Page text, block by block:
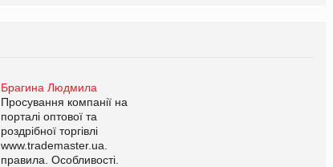
Брагина Людмила
Просування компанії на
порталі оптової та
роздрібної торгівлі
www.trademaster.ua.
правила. Особливості.